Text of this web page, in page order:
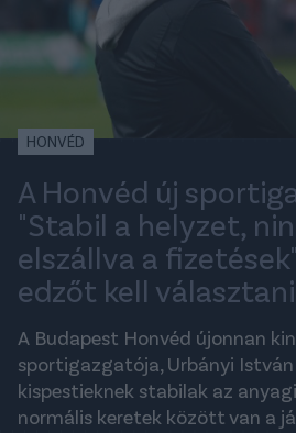
HONVÉD
A Honvéd új
"Stabil a helyzet,
elszállva a
edzőt kell
A Budapest Honvéd újonnan
sportigazgatója, Urbányi
kispestieknek stabilak az
normális keretek között van a